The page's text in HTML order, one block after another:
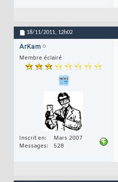
18/11/2011, 12h02
ArKam
Membre éclairé
Inscrit en
Mars 2007
Messages
528